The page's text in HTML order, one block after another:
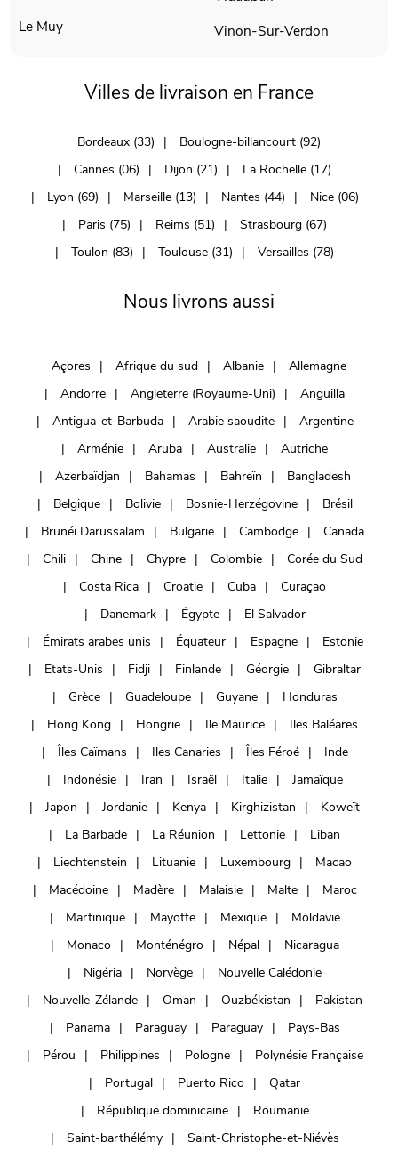
Le Muy
Vinon-Sur-Verdon
Villes de livraison en France
Bordeaux (33)
Boulogne-billancourt (92)
Cannes (06)
Dijon (21)
La Rochelle (17)
Lyon (69)
Marseille (13) Nantes (44)
Nice (06)
Paris (75)
Reims (51)
Strasbourg (67)
Toulon (83)
Toulouse (31) Versailles (78)
Nous livrons aussi
Açores Afrique du sud Albanie
Allemagne
Andorre
Angleterre (Royaume-Uni)
Anguilla
Antigua-et-Barbuda
Arabie saoudite
Argentine
Arménie
Aruba Australie
Autriche
Azerbaïdjan
Bahamas Bahreïn
Bangladesh
Belgique
Bolivie Bosnie-Herzégovine
Brésil
Brunéi Darussalam
Bulgarie Cambodge
Canada
Chili
Chine Chypre Colombie
Corée du Sud
Costa Rica
Croatie Cuba
Curaçao
Danemark
Égypte
El Salvador
Émirats arabes unis
Équateur Espagne
Estonie
Etats-Unis
Fidji Finlande Géorgie
Gibraltar
Grèce
Guadeloupe Guyane
Honduras
Hong Kong
Hongrie Ile Maurice
Iles Baléares
Îles Caïmans
Iles Canaries Îles Féroé
Inde
Indonésie
Iran Israël Italie
Jamaïque
Japon
Jordanie Kenya Kirghizistan
Koweït
La Barbade
La Réunion Lettonie
Liban
Liechtenstein
Lituanie Luxembourg
Macao
Macédoine
Madère Malaisie Malte
Maroc
Martinique
Mayotte Mexique
Moldavie
Monaco
Monténégro Népal
Nicaragua
Nigéria
Norvège
Nouvelle Calédonie
Nouvelle-Zélande
Oman Ouzbékistan
Pakistan
Panama
Paraguay Paraguay
Pays-Bas
Pérou
Philippines Pologne
Polynésie Française
Portugal
Puerto Rico
Qatar
République dominicaine
Roumanie
Saint-barthélémy
Saint-Christophe-et-Niévès